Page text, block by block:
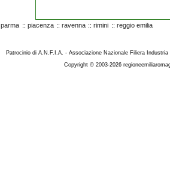
parma :: piacenza :: ravenna :: rimini :: reggio emilia
Patrocinio di A.N.F.I.A. - Associazione Nazionale Filiera
Copyright © 2003-2026